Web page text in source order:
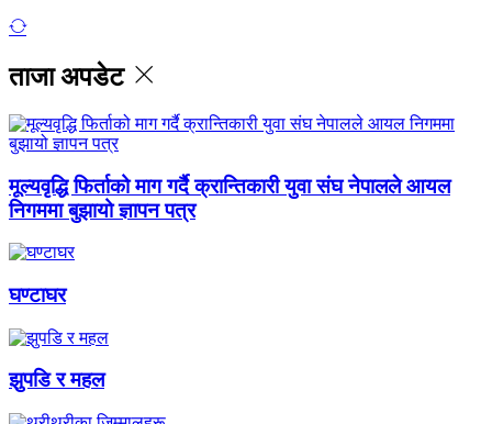
ताजा अपडेट
मूल्यवृद्धि फिर्ताको माग गर्दै क्रान्तिकारी युवा संघ नेपालले आयल
निगममा बुझायो ज्ञापन पत्र
घण्टाघर
झुपडि र महल